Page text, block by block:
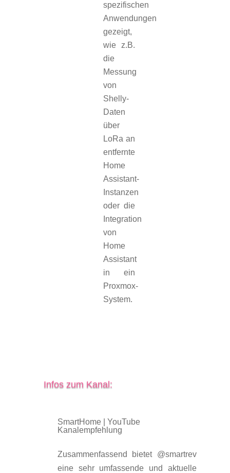
spezifischen
Anwendungen
gezeigt,
wie z.B.
die
Messung
von
Shelly-
Daten
über
LoRa an
entfernte
Home
Assistant-
Instanzen
oder die
Integration
von
Home
Assistant
in ein
Proxmox-
System.
Infos zum Kanal:
SmartHome| YouTube
Kanalempfehlung
Zusammenfassend bietet @smartrev
eine sehr umfassende und aktuelle